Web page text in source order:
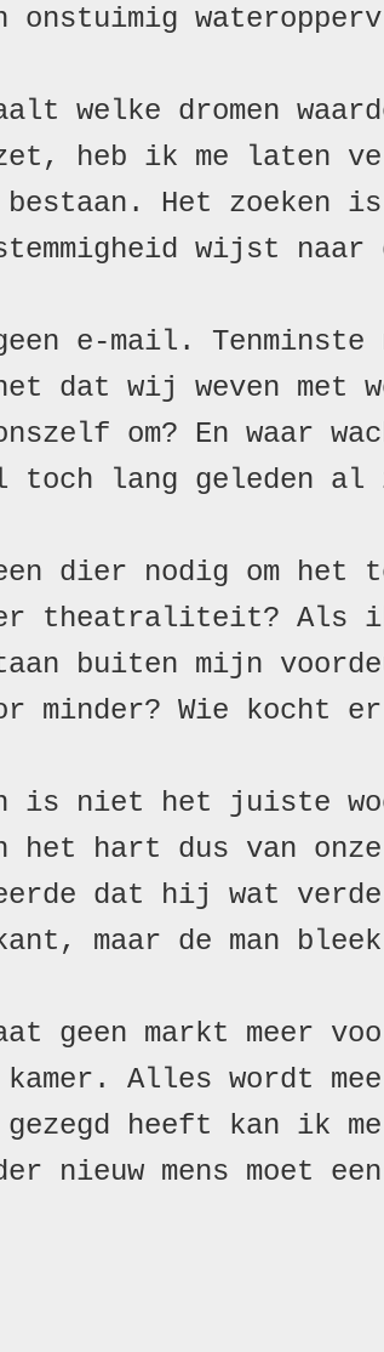
onstuimig
welke dromen
heb ik me laten
Het zoeken
wijst
e-mail.
dat wij weven met
om? En waar
lang geleden al
dier nodig om het te
theatraliteit? Als ik
buiten mijn
minder? Wie kocht
is niet het juiste
hart dus van onze
dat hij wat
maar de man
geen markt meer
Alles wordt
heeft kan ik
nieuw mens moet